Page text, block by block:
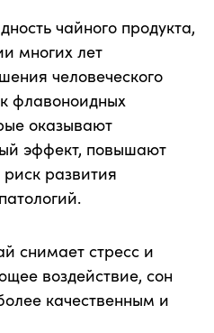
чайного продукта,
многих лет
человеческого
флавоноидных
оказывают
эффект, повышают
развития
снимает стресс и
воздействие, сон
качественным и